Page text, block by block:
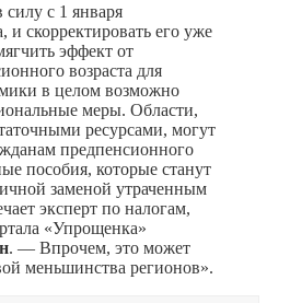
силу с 1 января
и скорректировать его уже
эффект от
возраста для
в целом возможно
меры. Области,
ресурсами, могут
предпенсионного
пособия, которые станут
заменой утраченным
эксперт по налогам,
«Упрощенка»
. — Впрочем, это может
меньшинства регионов».